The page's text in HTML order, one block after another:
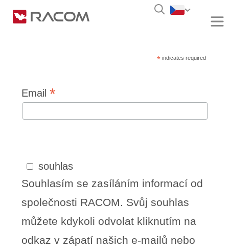
Přihlaste se k odběru našeho měsíčního
newsletteru, ať víte, co se u nás děje.
*indicates required
Email *
souhlas
Souhlasím se zasíláním informací od
společnosti RACOM. Svůj souhlas
můžete kdykoli odvolat kliknutím na
odkaz v zápatí našich e-mailů nebo